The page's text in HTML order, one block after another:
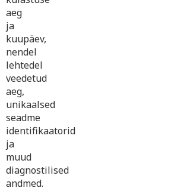
aeg
ja
kuupäev,
nendel
lehtedel
veedetud
aeg,
unikaalsed
seadme
identifikaatorid
ja
muud
diagnostilised
andmed.